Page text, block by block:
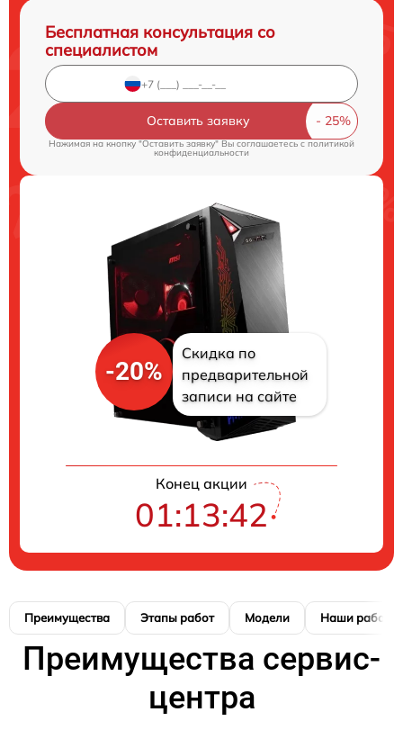
Бесплатная консультация со
специалистом
Оставить заявку
Нажимая на кнопку "Оставить заявку" Вы соглашаетесь cполитикой
конфиденциальности
-20%
Скидка по
предварительной
записи на сайте
Конец акции
01:13:42
Преимущества Этапы работ Модели Наши работы
Преимущества сервис-
центра